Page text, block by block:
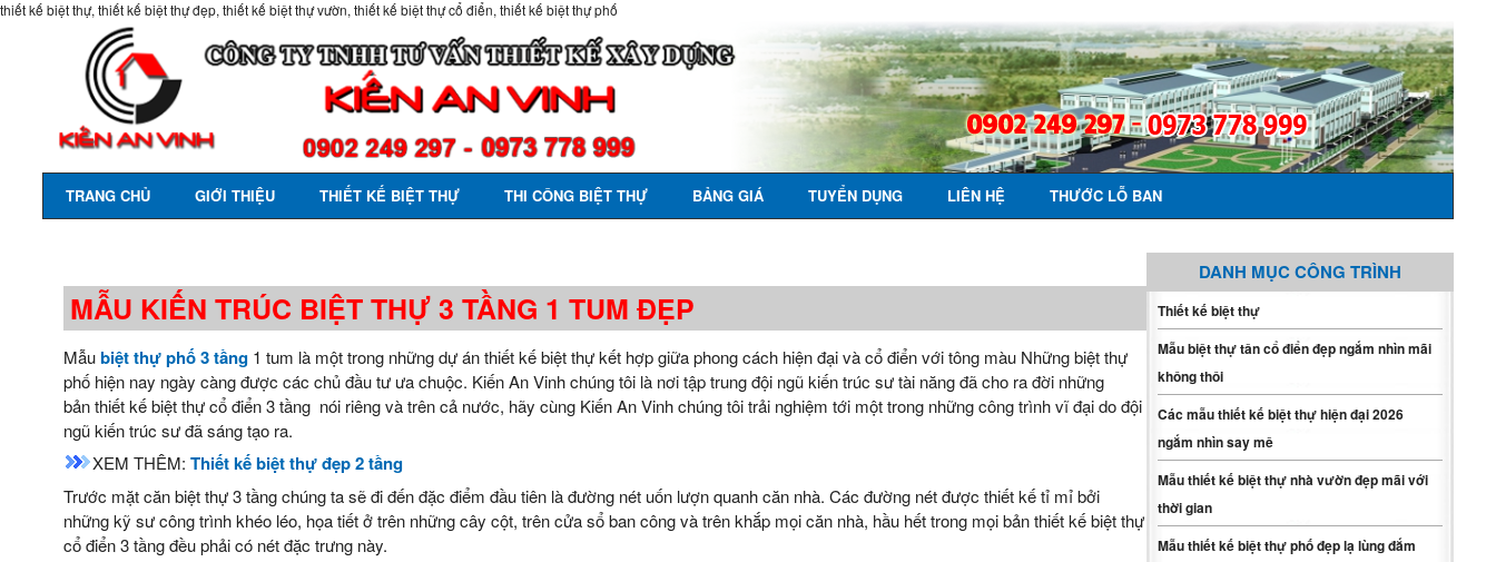
thiết kế biệt thự, thiết kế biệt thự đẹp, thiết kế biệt thự vườn, thiết kế biệt thự cổ điển, thiết kế biệt thự phố
TRANG CHỦ GIỚI THIỆU THIẾT KẾ BIỆT THỰ THI CÔNG BIỆT THỰ BẢNG GIÁ TUYỂN DỤNG LIÊN HỆ THƯỚC LỖ BAN
DANH MỤC CÔNG TRÌNH
Thiết kế biệt thự
Mẫu biệt thự tân cổ điển đẹp ngắm nhìn mãi
không thôi
Các mẫu thiết kế biệt thự hiện đại 2026
ngắm nhìn say mê
Mẫu thiết kế biệt thự nhà vườn đẹp mãi với
thời gian
Mẫu thiết kế biệt thự phố đẹp lạ lùng đắm
MẪU KIẾN TRÚC BIỆT THỰ 3 TẦNG 1 TUM ĐẸP
Mẫubiệt thự phố 3 tầng 1 tum là một trong những dự án thiết kế biệt thự kết hợp giữa phong cách hiện đại và cổ điển với tông màu Những biệt thự
phố hiện nay ngày càng được các chủ đầu tư ưa chuộc. Kiến An Vinh chúng tôi là nơi tập trung đội ngũ kiến trúc sư tài năng đã cho ra đời những
bản thiết kế biệt thự cổ điển 3 tầng nói riêng và trên cả nước, hãy cùng Kiến An Vinh chúng tôi trải nghiệm tới một trong những công trình vĩ đại do đội
ngũ kiến trúc sư đã sáng tạo ra.
XEM THÊM:Thiết kế biệt thự đẹp 2 tầng
Trước mặt căn biệt thự 3 tầng chúng ta sẽ đi đến đặc điểm đầu tiên là đường nét uốn lượn quanh căn nhà. Các đường nét được thiết kế tỉ mỉ bởi
những kỹ sư công trình khéo léo, họa tiết ở trên những cây cột, trên cửa sổ ban công và trên khắp mọi căn nhà, hầu hết trong mọi bản thiết kế biệt thự
cổ điển 3 tầng đều phải có nét đặc trưng này.